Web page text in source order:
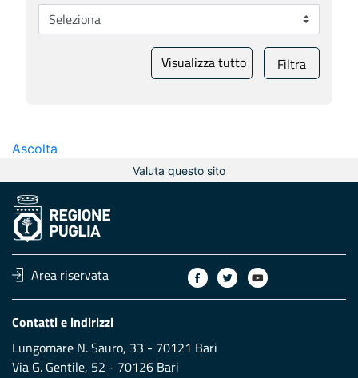
Visualizza tutto Filtra
Ascolta
Valuta questo sito
Area riservata
Contatti e indirizzi
Lungomare N. Sauro, 33 - 70121 Bari
Via G. Gentile, 52 - 70126 Bari